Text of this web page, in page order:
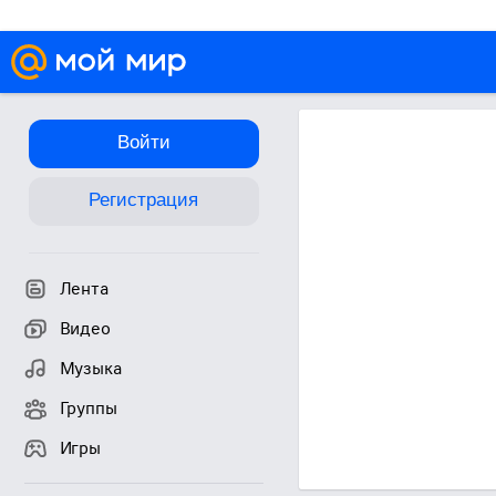
Войти
Регистрация
Лента
Видео
Музыка
Группы
Игры